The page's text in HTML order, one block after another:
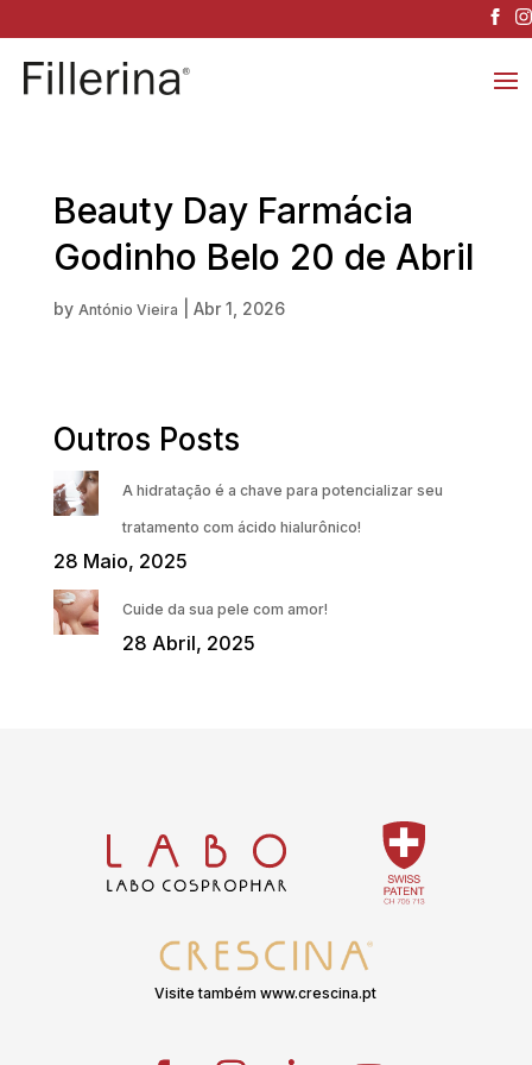
Beauty Day Farmácia
Godinho Belo 20 de Abril
by António Vieira Abr 1, 2026
Outros Posts
A hidratação é a chave para potencializar seu
tratamento com ácido hialurônico!
28 Maio, 2025
Cuide da sua pele com amor!
28 Abril, 2025
Visite também www.crescina.pt